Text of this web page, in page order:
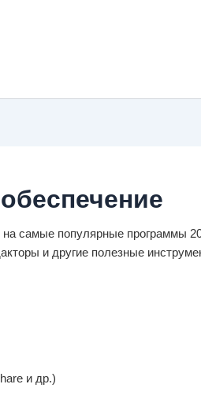
самые популярные программы
и другие полезные
и др.)